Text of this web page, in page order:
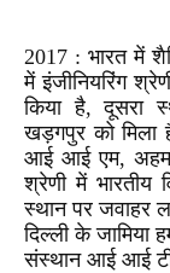
2017 : भारत में
में इंजीनियरिंग
किया है, दूसरा
खड़गपुर को मिला
आई आई एम,
श्रेणी में भारतीय
स्‍थान पर जवाहर
दिल्‍ली के जामिया
संस्थान आई आई टी